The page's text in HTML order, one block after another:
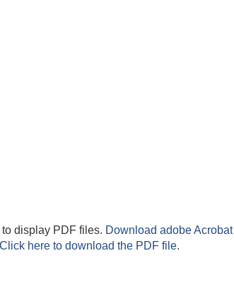
display PDF files. Download adobe Acrobat
Click here to download the PDF file.